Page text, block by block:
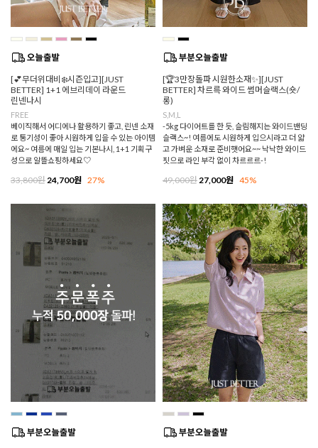
[💕무더위대비❄️시즌입고][JUST
BETTER] 1+1 에브리데이 라운드
린넨나시
FREE
베이직해서 어디에나 활용하기 좋고, 린넨 소재
로 통기성이 좋아 시원하게 입을 수 있는 아이템
에요~ 여름에 매일 입는 기본나시, 1+1 기획구
성으로 알뜰쇼핑하세요♡
33,800원24,700원 27%
[🏆3만장돌파 시원한소재✨][JUST
BETTER] 차르륵 와이드 썸머슬랙스(숏/
롱)
S,M,L
-5kg 다이어트를 한 듯, 슬림해지는 와이드밴딩
슬랙스~! 여름에도 시원하게 입으시라고 더 얇
고 가벼운 소재로 준비햇어요~~ 낙낙한 와이드
핏으로 라인 부각 없이 차르르르-!
49,000원27,000원 45%